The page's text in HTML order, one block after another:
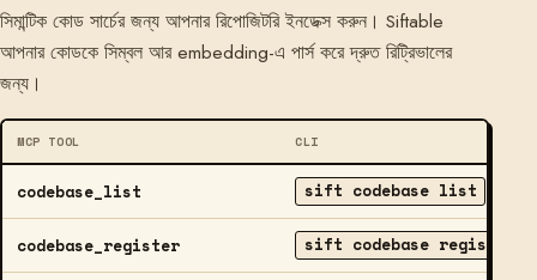
সিমান্টিক কোড সার্চের জন্য আপনার রিপোজিটরি ইনডেক্স করুন। Siftable
আপনার কোডকে সিম্বল আর embedding-এ পার্স করে দ্রুত রিট্রিভালের
জন্য।
MCP TOOL CLI
codebase_list sift codebase list
codebase_register sift codebase register